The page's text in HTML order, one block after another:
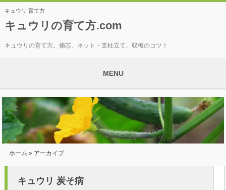
キュウリ 育て方
キュウリの育て方.com
キュウリの育て方。摘芯、ネット・支柱立て、収穫のコツ！
MENU
ホーム » アーカイブ
キュウリ 炭そ病